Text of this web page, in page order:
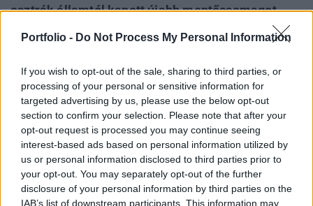
Portfolio - Do Not Process My Personal Information
If you wish to opt-out of the sale, sharing to third parties, or
processing of your personal or sensitive information for
targeted advertising by us, please use the below opt-out
section to confirm your selection. Please note that after your
opt-out request is processed you may continue seeing
interest-based ads based on personal information utilized by
us or personal information disclosed to third parties prior to
your opt-out. You may separately opt-out of the further
disclosure of your personal information by third parties on the
IAB’s list of downstream participants. This information may
osztrák államtól kapott újabb mentőcsomagot,
közölte, hogy a problémás eszközeinek leépítése
miatt legalább 2016-ig veszteséges lesz - írja a
Bloomberg hírügynökség. Csoportszinten pedig
idén is jelentősen veszteséges lesz a bank, amely
az egykori magyar Volksbank, ma már Sberbank
anyabankja volt korábban.
"A középtávú stratégiánk kialakítása közben nyilvánvaló
vált számunkra, hogy a nem konszolidált eredményünk az
2015-ös üzleti év végéig negatív lesz" - közölte tegnap az
Österreichische Volksbanken. A bank idén csoportszinten is